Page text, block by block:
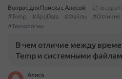
Вопрос для Поиска с Алисой
21 февраля
#Temp
#AppData #Файлы #Отличие
#Технологии
В чем отличие между
Temp и системными
Алиса